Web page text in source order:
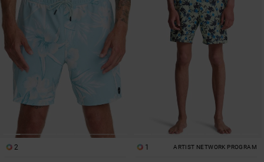
2 1 ARTIST NETWORK PROGRAM